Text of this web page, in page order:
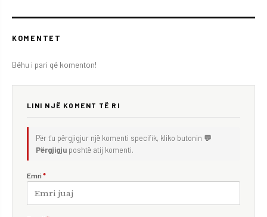
KOMENTET
Bëhu i pari që komenton!
LINI NJË KOMENT TË RI
Për t'u përgjigjur një komenti specifik, kliko butonin 💬
Përgjigju poshtë atij komenti.
Emri *